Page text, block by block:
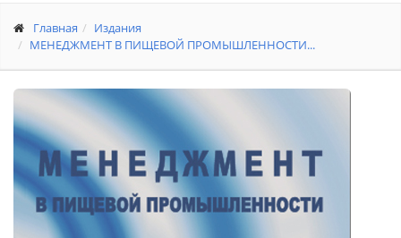
Главная
Издания
МЕНЕДЖМЕНТ В ПИЩЕВОЙ ПРОМЫШЛЕННОСТИ...